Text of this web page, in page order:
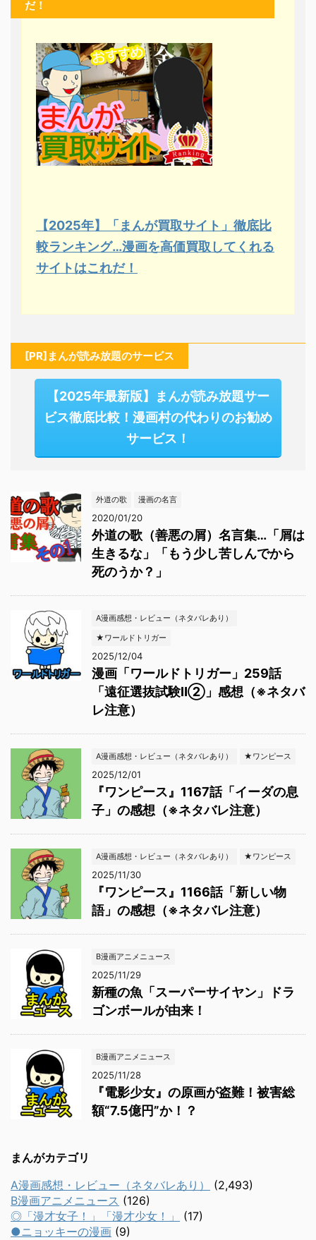
だ！
【2025年】「まんが買取サイト」徹底比
較ランキング…漫画を高価買取してくれる
サイトはこれだ！
[PR]まんが読み放題のサービス
【2025年最新版】まんが読み放題サー
ビス徹底比較！漫画村の代わりのお勧め
サービス！
外道の歌 漫画の名言
2020/01/20
外道の歌（善悪の屑）名言集…「屑は
生きるな」「もう少し苦しんでから
死のうか？」
A漫画感想・レビュー（ネタバレあり）
★ワールドトリガー
2025/12/04
漫画「ワールドトリガー」259話
「遠征選抜試験Ⅱ②」感想（※ネタバ
レ注意）
A漫画感想・レビュー（ネタバレあり） ★ワンピース
2025/12/01
『ワンピース』1167話「イーダの息
子」の感想（※ネタバレ注意）
A漫画感想・レビュー（ネタバレあり） ★ワンピース
2025/11/30
『ワンピース』1166話「新しい物
語」の感想（※ネタバレ注意）
B漫画アニメニュース
2025/11/29
新種の魚「スーパーサイヤン」ドラ
ゴンボールが由来！
B漫画アニメニュース
2025/11/28
『電影少女』の原画が盗難！被害総
額“7.5億円”か！？
まんがカテゴリ
A漫画感想・レビュー（ネタバレあり）
(2,493)
B漫画アニメニュース (126)
◎「漫才女子！」「漫才少女！」
(17)
●ニョッキーの漫画 (9)